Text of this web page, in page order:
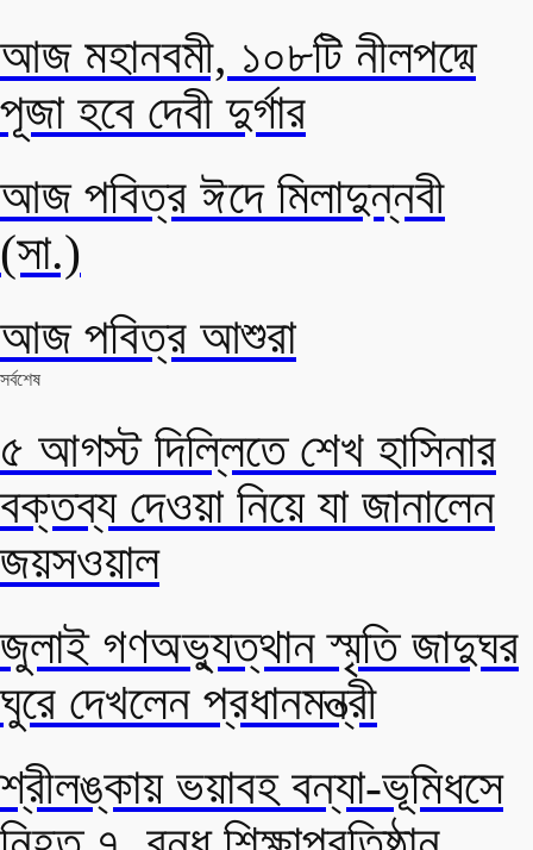
আজ মহানবমী, ১০৮টি নীলপদ্মে
পূজা হবে দেবী দুর্গার
আজ পবিত্র ঈদে মিলাদুন্নবী
(সা.)
আজ পবিত্র আশুরা
সর্বশেষ
৫ আগস্ট দিল্লিতে শেখ হাসিনার
বক্তব্য দেওয়া নিয়ে যা জানালেন
জয়সওয়াল
জুলাই গণঅভ্যুত্থান স্মৃতি জাদুঘর
ঘুরে দেখলেন প্রধানমন্ত্রী
শ্রীলঙ্কায় ভয়াবহ বন্যা-ভূমিধসে